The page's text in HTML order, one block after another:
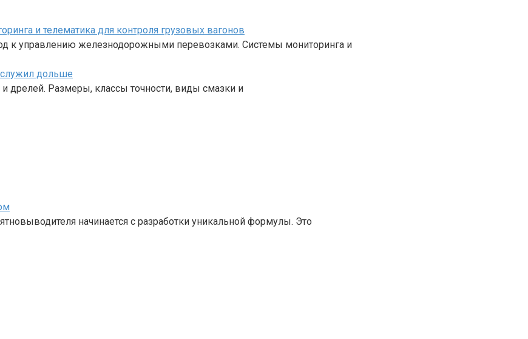
и телематика для контроля грузовых вагонов
к управлению железнодорожными перевозками. Системы мониторинга и
служил дольше
дрелей. Размеры, классы точности, виды смазки и
начинается с разработки уникальной формулы. Это